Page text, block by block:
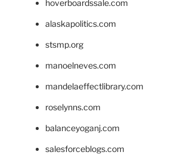
hoverboardssale.com
alaskapolitics.com
stsmp.org
manoelneves.com
mandelaeffectlibrary.com
roselynns.com
balanceyoganj.com
salesforceblogs.com